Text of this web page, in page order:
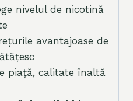
nivelul de nicotină
avantajoase de
piață, calitate înaltă